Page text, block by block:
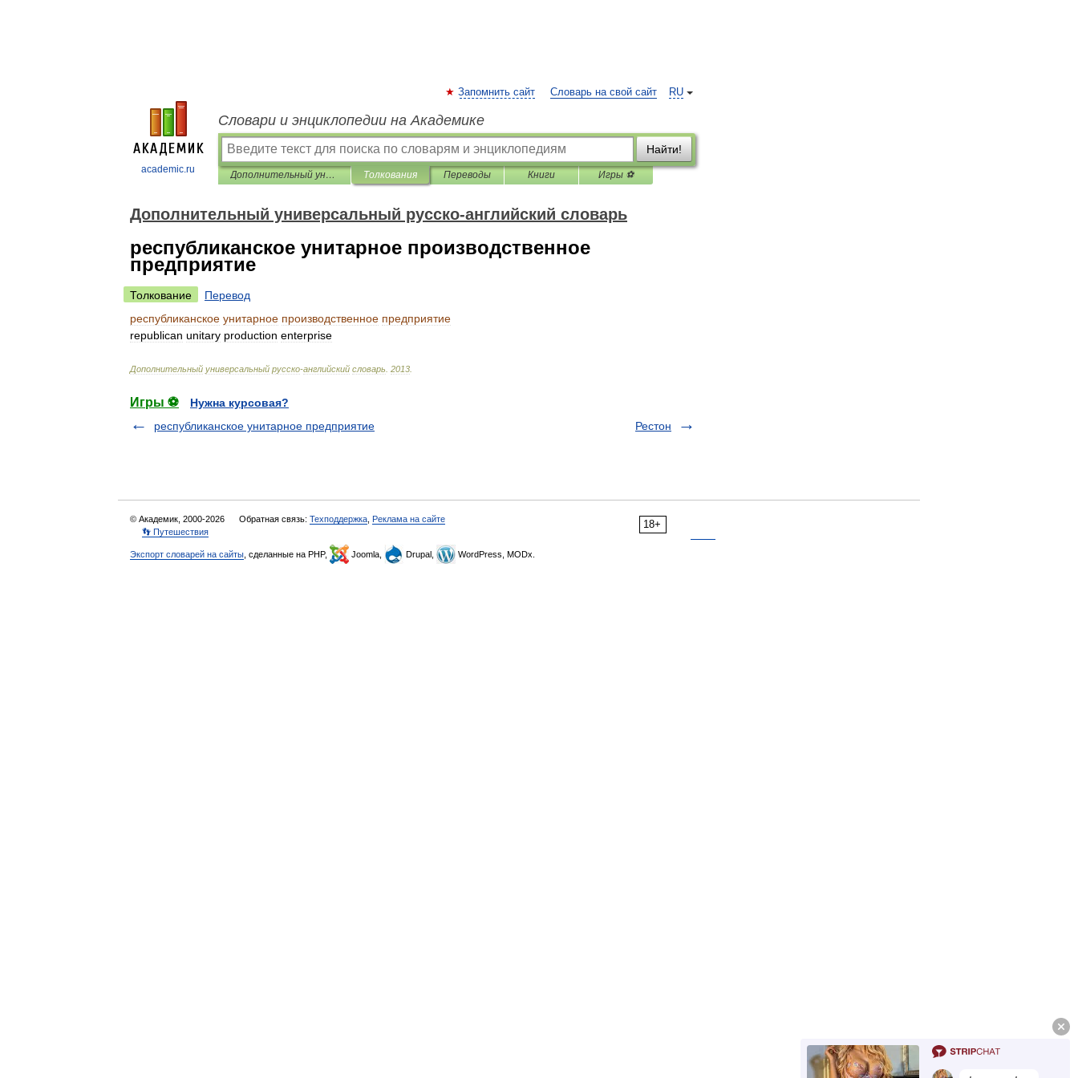
academic.ru
RU
Запомнить сайт Словарь на свой сайт
Словари и энциклопедии на Академике
Найти!
Дополнительный универсальный русско-английский словарь Толкования Переводы Книги Игры ⚽
Дополнительный универсальный русско-английский словарь
республиканское унитарное производственное
предприятие
Толкование
Перевод
республиканское унитарное производственное предприятие
republican unitary production enterprise
Дополнительный универсальный русско-английский словарь 2013
Игры ⚽
Нужна курсовая?
республиканское унитарное предприятие
Рестон
18+
© Академик, 2000-2026 Обратная связь: Техподдержка Реклама на сайте
👣 Путешествия
Экспорт словарей на сайты , сделанные на PHP, Joomla, Drupal, WordPress, MODx.